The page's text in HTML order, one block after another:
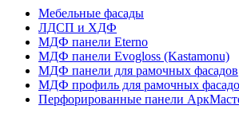
Мебельные фасады
ЛДСП и ХДФ
МДФ панели Eterno
МДФ панели Evogloss (Kastamonu)
МДФ панели для рамочных фасадов
МДФ профиль для рамочных
Перфорированные панели